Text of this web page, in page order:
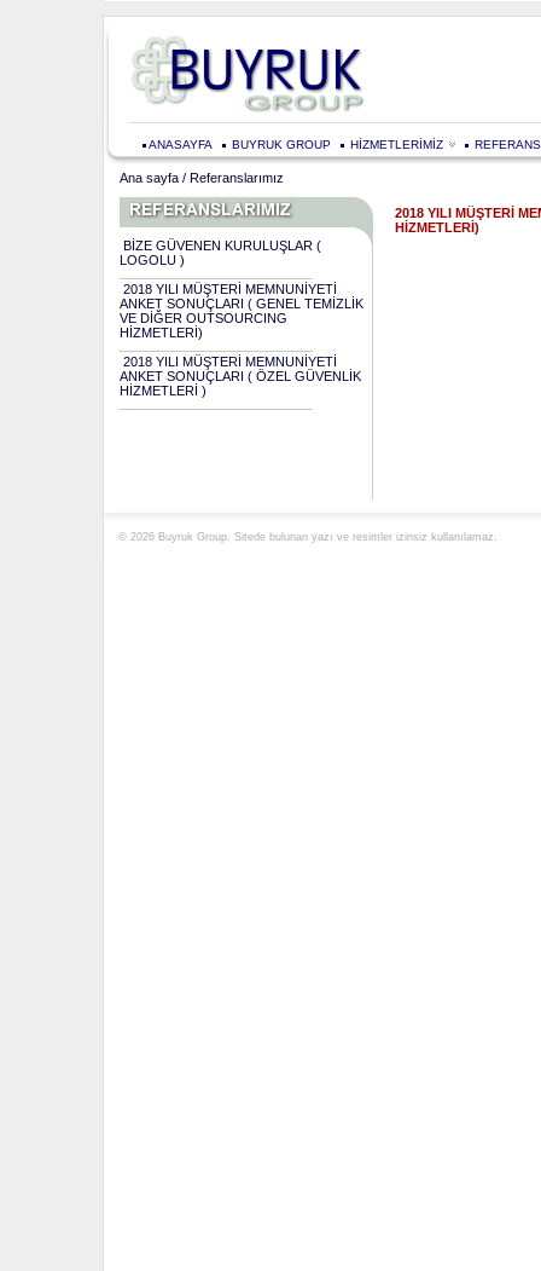
ANASAYFA BUYRUK GROUP HİZMETLERİMİZ
Ana sayfa / Referanslarımız
BİZE GÜVENEN KURULUŞLAR (
LOGOLU )
2018 YILI MÜŞTERİ MEMNUNİYETİ
ANKET SONUÇLARI ( GENEL TEMİZLİK
VE DİĞER OUTSOURCING
HİZMETLERİ)
2018 YILI MÜŞTERİ MEMNUNİYETİ
ANKET SONUÇLARI ( ÖZEL GÜVENLİK
HİZMETLERİ )
2018 YILI MÜŞTERİ
HİZMETLERİ)
© 2026 Buyruk Group. Sitede bulunan yazı ve resimler izinsiz kullanılamaz.